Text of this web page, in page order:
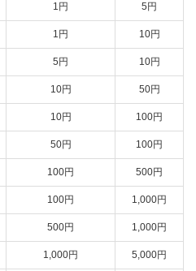
1円 5円
1円 10円
5円 10円
10円 50円
10円 100円
50円 100円
100円 500円
100円 1,000円
500円 1,000円
1,000円 5,000円